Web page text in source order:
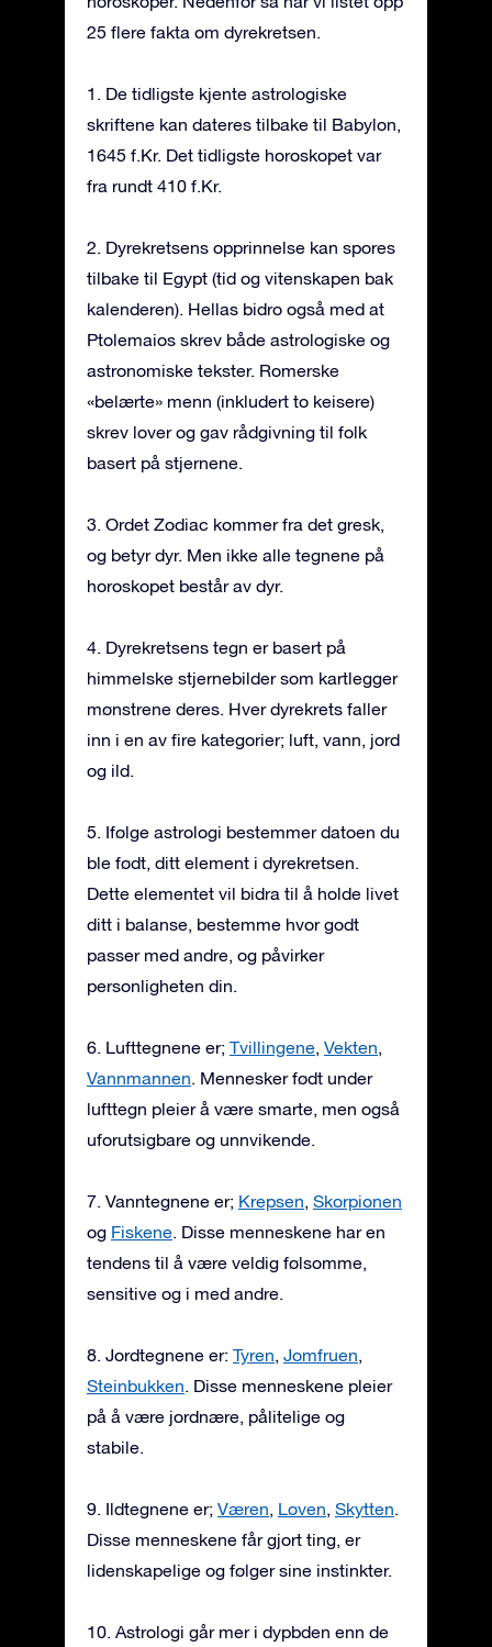
25 flere fakta om dyrekretsen.
1. De tidligste kjente astrologiske
skriftene kan dateres tilbake til Babylon,
1645 f.Kr. Det tidligste horoskopet var
fra rundt 410 f.Kr.
2. Dyrekretsens opprinnelse kan spores
tilbake til Egypt (tid og vitenskapen bak
kalenderen). Hellas bidro også med at
Ptolemaios skrev både astrologiske og
astronomiske tekster. Romerske
«belærte» menn (inkludert to keisere)
skrev lover og gav rådgivning til folk
basert på stjernene.
3. Ordet Zodiac kommer fra det gresk,
og betyr dyr. Men ikke alle tegnene på
horoskopet består av dyr.
4. Dyrekretsens tegn er basert på
himmelske stjernebilder som kartlegger
mønstrene deres. Hver dyrekrets faller
inn i en av fire kategorier; luft, vann, jord
og ild.
5. Ifølge astrologi bestemmer datoen du
ble født, ditt element i dyrekretsen.
Dette elementet vil bidra til å holde livet
ditt i balanse, bestemme hvor godt
passer med andre, og påvirker
personligheten din.
6. Lufttegnene er; Tvillingene, Vekten,
Vannmannen. Mennesker født under
lufttegn pleier å være smarte, men også
uforutsigbare og unnvikende.
7. Vanntegnene er; Krepsen, Skorpionen
og Fiskene. Disse menneskene har en
tendens til å være veldig følsomme,
sensitive og i med andre.
8. Jordtegnene er: Tyren, Jomfruen,
Steinbukken. Disse menneskene pleier
på å være jordnære, pålitelige og
stabile.
9. Ildtegnene er; Væren, Løven, Skytten.
Disse menneskene får gjort ting, er
lidenskapelige og følger sine instinkter.
10. Astrologi går mer i dypbden enn de